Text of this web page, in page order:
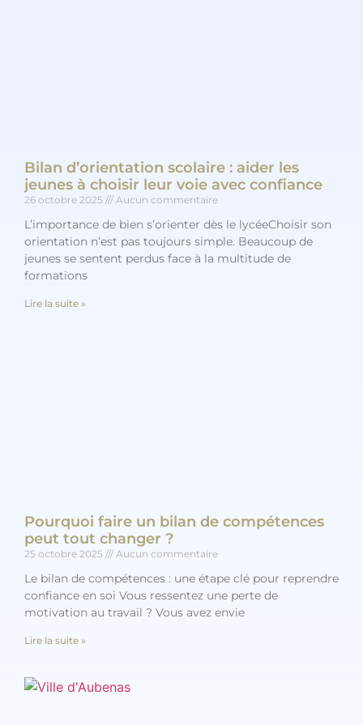
Bilan d’orientation scolaire : aider les
jeunes à choisir leur voie avec confiance
26 octobre 2025 Aucun commentaire
L’importance de bien s’orienter dès le lycéeChoisir son
orientation n’est pas toujours simple. Beaucoup de
jeunes se sentent perdus face à la multitude de
formations
Lire la suite »
Pourquoi faire un bilan de compétences
peut tout changer ?
25 octobre 2025 Aucun commentaire
Le bilan de compétences : une étape clé pour reprendre
confiance en soi Vous ressentez une perte de
motivation au travail ? Vous avez envie
Lire la suite »